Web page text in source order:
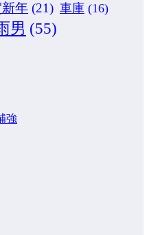
年 (21) 車庫 (16)
男 (55)
強